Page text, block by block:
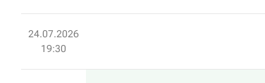
24.07.2026
19:30